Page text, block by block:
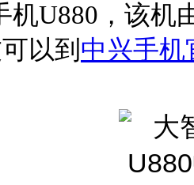
机U880 ，该机
以到 中兴手机